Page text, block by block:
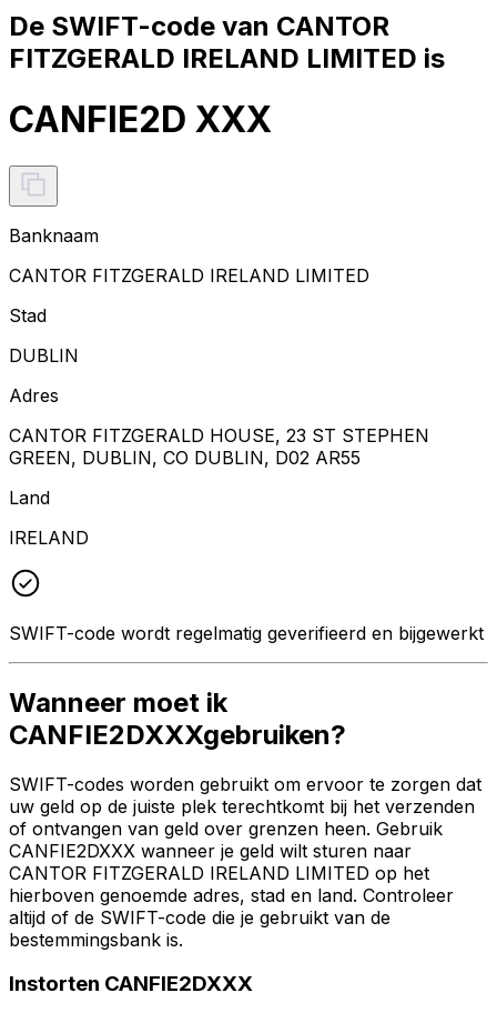
De SWIFT-code van CANTOR
FITZGERALD IRELAND LIMITED is
CANFIE2D XXX
Banknaam
CANTOR FITZGERALD IRELAND LIMITED
Stad
DUBLIN
Adres
CANTOR FITZGERALD HOUSE, 23 ST STEPHEN
GREEN, DUBLIN, CO DUBLIN, D02 AR55
Land
IRELAND
SWIFT-code wordt regelmatig geverifieerd en bijgewerkt
Wanneer moet ik
CANFIE2DXXXgebruiken?
SWIFT-codes worden gebruikt om ervoor te zorgen dat
uw geld op de juiste plek terechtkomt bij het verzenden
of ontvangen van geld over grenzen heen. Gebruik
CANFIE2DXXX wanneer je geld wilt sturen naar
CANTOR FITZGERALD IRELAND LIMITED op het
hierboven genoemde adres, stad en land. Controleer
altijd of de SWIFT-code die je gebruikt van de
bestemmingsbank is.
Instorten CANFIE2DXXX